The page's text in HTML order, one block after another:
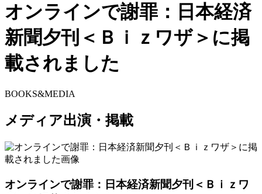
オンラインで謝罪：日本経済
新聞夕刊＜Ｂｉｚワザ＞に掲
載されました
BOOKS&MEDIA
メディア出演・掲載
オンラインで謝罪：日本経済新聞夕刊＜Ｂｉｚワ